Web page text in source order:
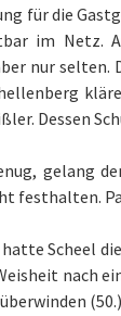
für die
im Netz.
nur selten.
Dessen
gelang
festhalten.
hatte Scheel
nach